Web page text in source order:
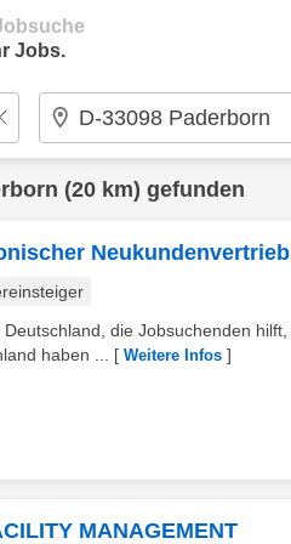
Jobs.
(20 km) gefunden
Neukundenvertrieb
die Jobsuchenden
haben ...
[ Weitere Infos ]
MANAGEMENT